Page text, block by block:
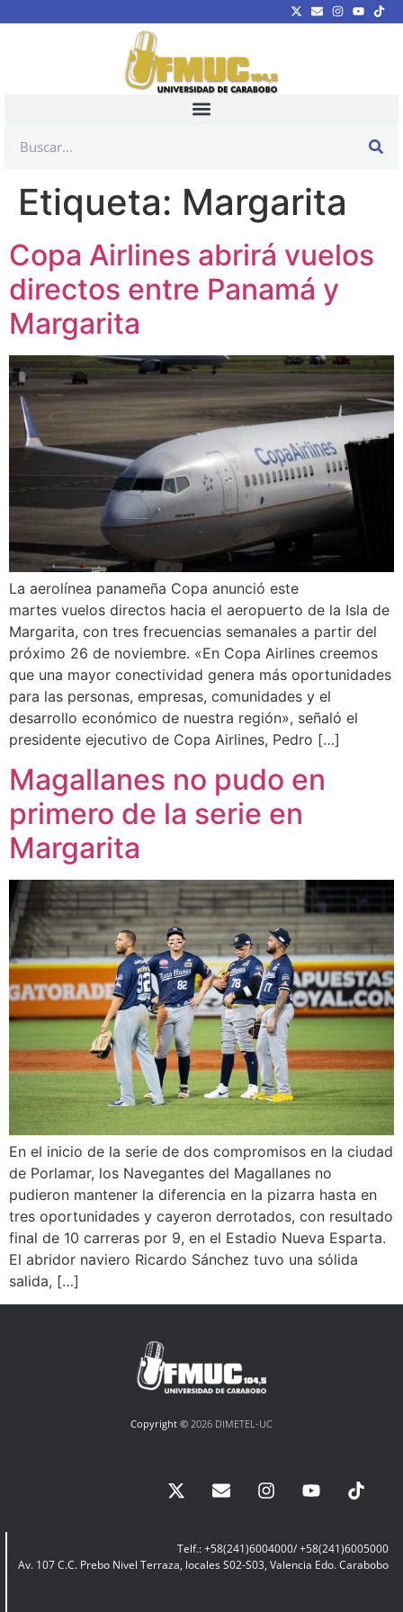
Etiqueta: Margarita
Copa Airlines abrirá vuelos
directos entre Panamá y
Margarita
La aerolínea panameña Copa anunció este
martes vuelos directos hacia el aeropuerto de la Isla de
Margarita, con tres frecuencias semanales a partir del
próximo 26 de noviembre. «En Copa Airlines creemos
que una mayor conectividad genera más oportunidades
para las personas, empresas, comunidades y el
desarrollo económico de nuestra región», señaló el
presidente ejecutivo de Copa Airlines, Pedro […]
Magallanes no pudo en
primero de la serie en
Margarita
En el inicio de la serie de dos compromisos en la ciudad
de Porlamar, los Navegantes del Magallanes no
pudieron mantener la diferencia en la pizarra hasta en
tres oportunidades y cayeron derrotados, con resultado
final de 10 carreras por 9, en el Estadio Nueva Esparta.
El abridor naviero Ricardo Sánchez tuvo una sólida
salida, […]
Copyright © 2026 DIMETEL-UC
Telf.: +58(241)6004000/ +58(241)6005000
Av. 107 C.C. Prebo Nivel Terraza, locales S02-S03, Valencia Edo. Carabobo